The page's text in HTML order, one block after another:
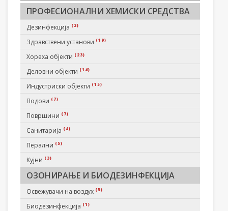
ПРОФЕСИОНАЛНИ ХЕМИСКИ СРЕДСТВА
Дезинфекција (2)
Здравствени установи (19)
Хореха објекти (23)
Деловни објекти (14)
Индустриски објекти (15)
Подови (7)
Површини (7)
Санитарија (4)
Перални (5)
Кујни (3)
ОЗОНИРАЊЕ И БИОДЕЗИНФЕКЦИЈА
Освежувачи на воздух (5)
Биодезинфекција (1)